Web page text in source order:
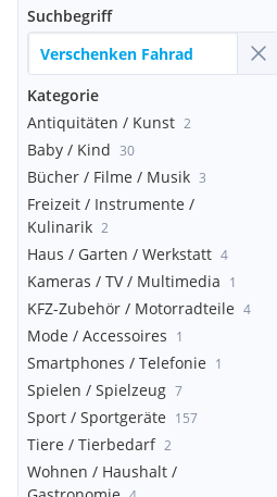
Suchbegriff
Kategorie
Antiquitäten / Kunst 2
Baby / Kind 30
Bücher / Filme / Musik 3
Freizeit / Instrumente /
Kulinarik 2
Haus / Garten / Werkstatt 4
Kameras / TV / Multimedia 1
KFZ-Zubehör / Motorradteile 4
Mode / Accessoires 1
Smartphones / Telefonie 1
Spielen / Spielzeug 7
Sport / Sportgeräte 157
Tiere / Tierbedarf 2
Wohnen / Haushalt /